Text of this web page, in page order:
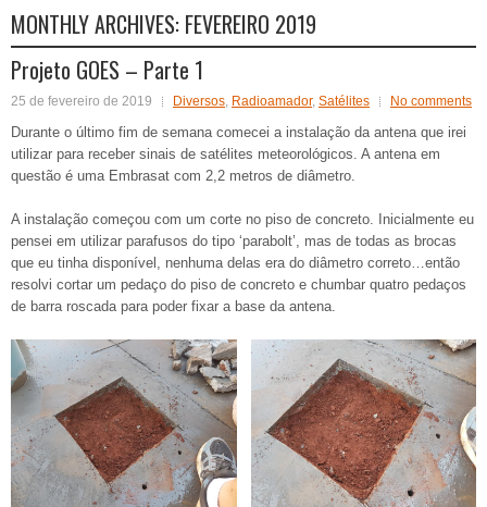
MONTHLY ARCHIVES: FEVEREIRO 2019
Projeto GOES – Parte 1
25 de fevereiro de 2019 Diversos, Radioamador, Satélites No comments
Durante o último fim de semana comecei a instalação da antena que irei
utilizar para receber sinais de satélites meteorológicos. A antena em
questão é uma Embrasat com 2,2 metros de diâmetro.
A instalação começou com um corte no piso de concreto. Inicialmente eu
pensei em utilizar parafusos do tipo ‘parabolt’, mas de todas as brocas
que eu tinha disponível, nenhuma delas era do diâmetro correto…então
resolvi cortar um pedaço do piso de concreto e chumbar quatro pedaços
de barra roscada para poder fixar a base da antena.